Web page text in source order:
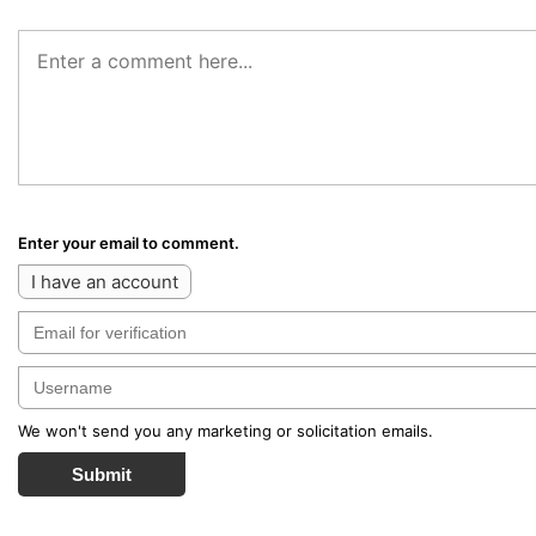
Enter your email to comment.
I have an account
We won't send you any marketing or solicitation emails.
Submit